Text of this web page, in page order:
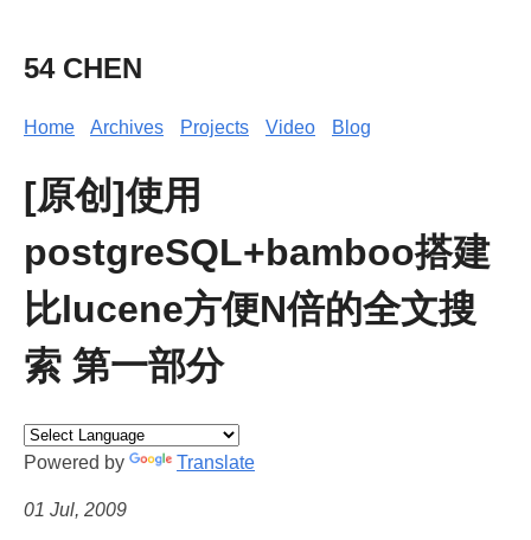
54 CHEN
Home Archives Projects Video Blog
[原创]使用
postgreSQL+bamboo搭建
比lucene方便N倍的全文搜
索 第一部分
Powered by Translate
01 Jul, 2009